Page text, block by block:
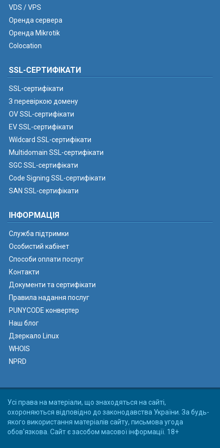
VDS / VPS
Оренда сервера
Оренда Mikrotik
Colocation
SSL-СЕРТИФІКАТИ
SSL-сертифікати
З перевіркою домену
OV SSL-сертифікати
EV SSL-сертифікати
Wildcard SSL-сертифікати
Multidomain SSL-сертифікати
SGC SSL-сертифікати
Code Signing SSL-сертифікати
SAN SSL-сертифікати
ІНФОРМАЦІЯ
Служба підтримки
Особистий кабінет
Способи оплати послуг
Контакти
Документи та сертифікати
Правила надання послуг
PUNYCODE конвертер
Наш блог
Дзеркало Linux
WHOIS
NPRD
Усі права на матеріали, що знаходяться на сайті,
охороняються відповідно до законодавства України. За будь-
якого використання матеріалів сайту, письмова угода
обов'язкова. Сайт є засобом масової інформації. 18+